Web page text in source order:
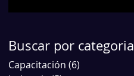
Buscar por categoria
Capacitación (6)